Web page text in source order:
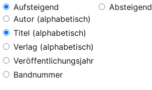
Aufsteigend
Absteigend
Autor (alphabetisch)
Titel (alphabetisch)
Verlag (alphabetisch)
Veröffentlichungsjahr
Bandnummer